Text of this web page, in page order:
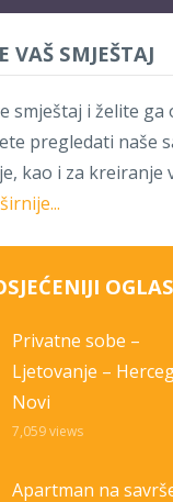
VAŠ SMJEŠTAJ
smještaj i želite ga
pregledati naše
kao i za kreiranje
Privatne sobe –
Ljetovanje –
Novi
7,059views
Apartman na